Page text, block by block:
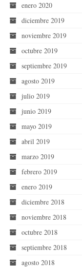
enero 2020
diciembre 2019
noviembre 2019
octubre 2019
septiembre 2019
agosto 2019
julio 2019
junio 2019
mayo 2019
abril 2019
marzo 2019
febrero 2019
enero 2019
diciembre 2018
noviembre 2018
octubre 2018
septiembre 2018
agosto 2018